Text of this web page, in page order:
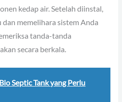
kedap air. Setelah diinstal,
memelihara sistem Anda
tanda-tanda
secara berkala.
Septic Tank yang Perlu